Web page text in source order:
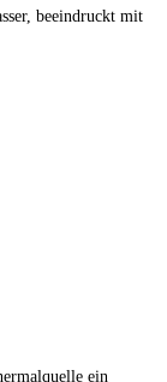
beeindruckt mit
ein